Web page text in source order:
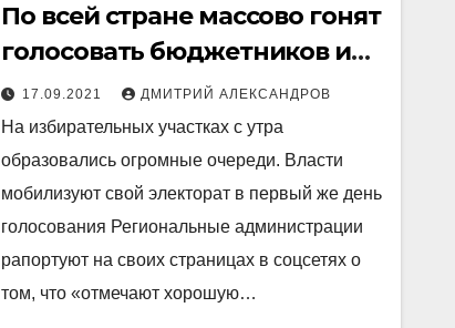
По всей стране массово гонят
голосовать бюджетников и
военных — на избирательных
участках с утра огромные
очереди
17.09.2021 ДМИТРИЙ АЛЕКСАНДРОВ
На избирательных участках с утра
образовались огромные очереди. Власти
мобилизуют свой электорат в первый же день
голосования Региональные администрации
рапортуют на своих страницах в соцсетях о
том, что «отмечают хорошую…